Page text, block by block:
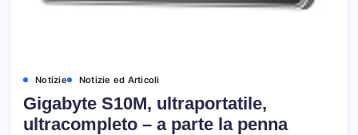
Notizie Notizie ed Articoli
Gigabyte S10M, ultraportatile,
ultracompleto – a parte la penna